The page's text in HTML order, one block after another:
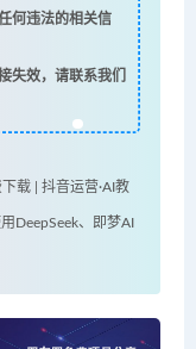
何违法的相关信
失效，请联系我们
载 | 抖音运营·AI教
DeepSeek、即梦AI